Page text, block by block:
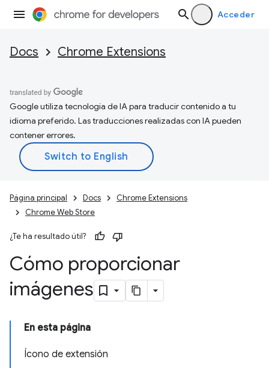
Acceder
Docs Chrome Extensions
Google utiliza tecnología de IA para traducir contenido a tu
idioma preferido. Las traducciones realizadas con IA pueden
contener errores.
Página principal Docs
Chrome Extensions
Chrome Web Store
¿Te ha resultado útil?
Cómo proporcionar
imágenes
En esta página
Ícono de extensión